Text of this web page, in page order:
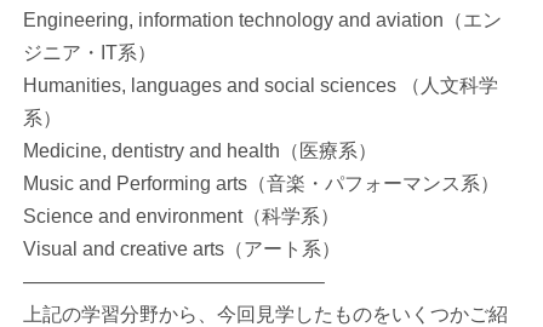
Engineering, information technology and aviation（エン
ジニア・IT系）
Humanities, languages and social sciences （人文科学
系）
Medicine, dentistry and health（医療系）
Music and Performing arts（音楽・パフォーマンス系）
Science and environment（科学系）
Visual and creative arts（アート系）
———————————————–
上記の学習分野から、今回見学したものをいくつかご紹